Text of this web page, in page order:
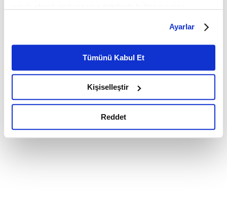
belirleyebilirsiniz. Çerezlere ilişkin detaylı bilgi için
Ayarlar butonuna tıklayabilir,Çerez Bilgilendirme
Metnimizi ziyaret edebilirsiniz.
6698 sayılı Kişisel Verilerin Korunması Kanunu uyarınca
okumak ve sitemizi ziyaretiniz kapsamında
gerçekleştirilen veri işleme faaliyetleri ile ilgili daha
detaylı bilgi almak için lütfentıklayınız.
Ayarlar
Tümünü Kabul Et
Kişiselleştir
Reddet